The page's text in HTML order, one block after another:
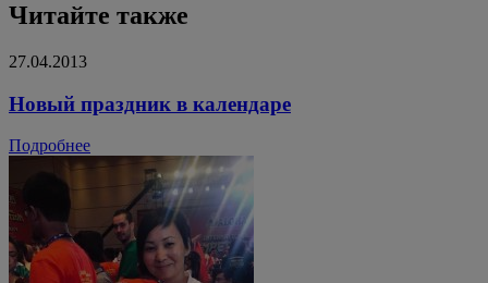
Читайте также
27.04.2013
Новый праздник в календаре
Подробнее